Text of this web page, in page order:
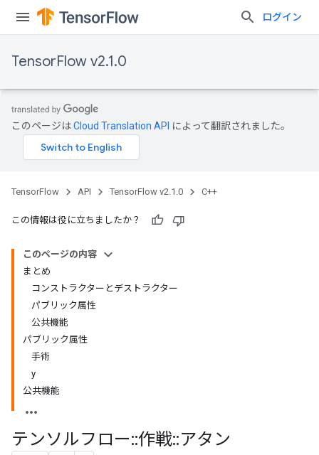
ログイン
TensorFlow v2.1.0
このページはCloud Translation API によって翻訳されました。
TensorFlow API TensorFlow v2.1.0 C++
この情報は役に立ちましたか？
このページの内容
まとめ
コンストラクターとデストラクター
パブリック属性
公共機能
パブリック属性
手術
y
公共機能
テンソルフロー::作戦::アタン